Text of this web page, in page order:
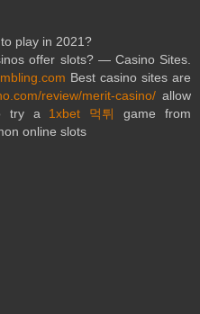
play in 2021?
offer slots? — Casino Sites.
Best casino sites are
review/merit-casino/ allow
try a 1xbet 먹튀
game from
online slots